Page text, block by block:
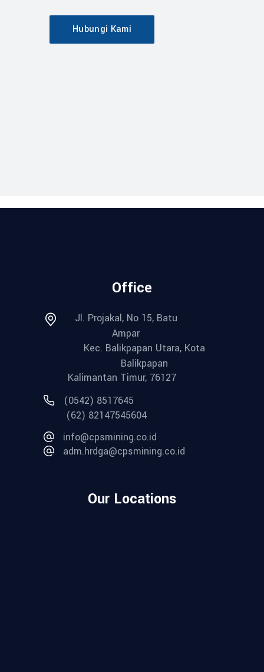
Hubungi Kami
Office
Jl. Projakal, No 15, Batu
Ampar
Kec. Balikpapan Utara, Kota
Balikpapan
Kalimantan Timur, 76127
(0542) 8517645
(62) 82147545604
info@cpsmining.co.id
adm.hrdga@cpsmining.co.id
Our Locations